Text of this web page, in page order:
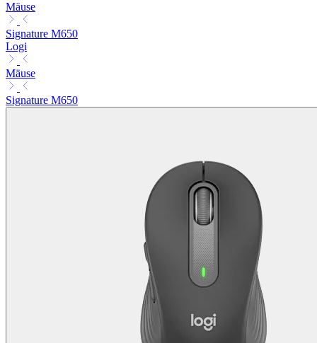
Mäuse
Signature M650
Logi
Mäuse
Signature M650